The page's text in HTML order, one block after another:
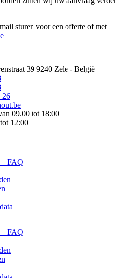
sturen voor een offerte of met
39 9240 Zele - België
26
09.00 tot 18:00
12:00
– FAQ
– FAQ